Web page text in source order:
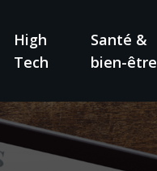
High
Tech
Santé &
bien-être